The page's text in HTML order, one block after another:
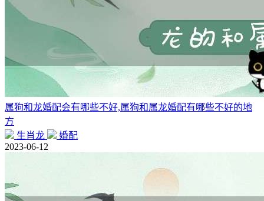
属狗和龙婚配会有哪些不好,属狗和属龙婚配有哪些不好的地
方
生肖龙
婚配
2023-06-12